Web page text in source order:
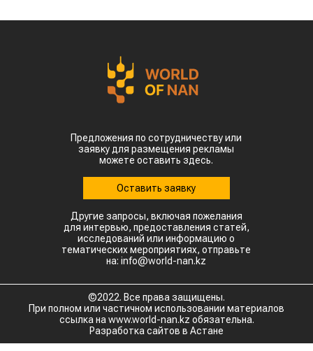
Предложения по сотрудничеству или
заявку для размещения рекламы
можете оставить здесь.
Оставить заявку
Другие запросы, включая пожелания
для интервью, предоставления статей,
исследований или информацию о
тематических мероприятиях, отправьте
на: info@world-nan.kz
©2022. Все права защищены.
При полном или частичном использовании материалов
ссылка на www.world-nan.kz обязательна.
Разработка сайтов в Астане